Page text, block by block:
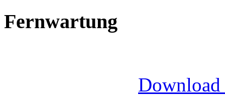
Fernwartung
Download